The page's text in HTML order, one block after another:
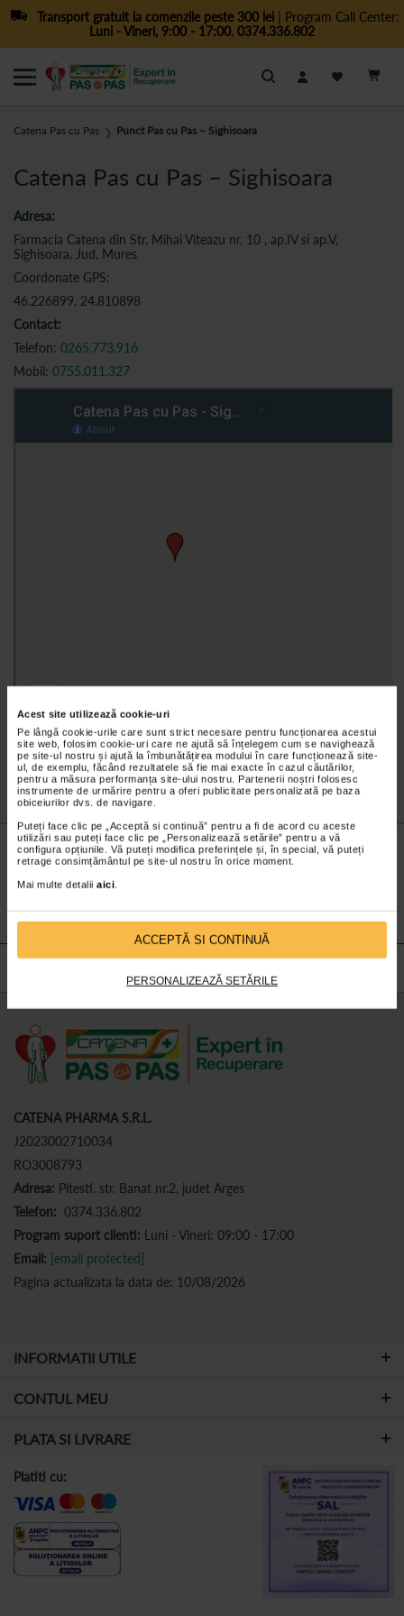
Acest site utilizează cookie-uri
Pe lângă cookie-urile care sunt strict necesare pentru funcționarea acestui
site web, folosim cookie-uri care ne ajută să înțelegem cum se navighează
pe site-ul nostru și ajută la îmbunătățirea modului în care funcționează site-
ul, de exemplu, făcând rezultatele să fie mai exacte în cazul căutărilor,
pentru a măsura performanța site-ului nostru. Partenerii noștri folosesc
instrumente de urmărire pentru a oferi publicitate personalizată pe baza
obiceiurilor dvs. de navigare.
Puteți face clic pe „Acceptă si continuă” pentru a fi de acord cu aceste
utilizări sau puteți face clic pe „Personalizează setările” pentru a vă
configura opțiunile. Vă puteți modifica preferințele și, în special, vă puteți
retrage consimțământul pe site-ul nostru în orice moment.
Mai multe detalii aici.
ACCEPTĂ SI CONTINUĂ
PERSONALIZEAZĂ SETĂRILE
Transport gratuit la comenzile peste 300 lei| Program Call Center:
Luni - Vineri, 9:00 - 17:00, 0374.336.802
Cautare
Catena Pas cu Pas ❯ Punct Pas cu Pas – Sighisoara
Catena Pas cu Pas – Sighisoara
Adresa:
Farmacia Catena din Str. Mihai Viteazu nr. 10 , ap.IV si ap.V,
Sighisoara, Jud. Mures
Coordonate GPS:
46.226899, 24.810898
Contact:
Telefon: 0265.773.916
Mobil: 0755.011.327
Nu lăsa niciunpreț micneobservat.
Abonează-tela newsletter-ul nostru!
CATENA PHARMA S.R.L.
J2023002710034
RO3008793
Adresa: Pitesti, str. Banat nr.2, judet Arges
Telefon: 0374.336.802
Program suport clienti: Luni - Vineri: 09:00 - 17:00
Email: [email protected]
Pagina actualizata la data de: 10/08/2026
INFORMATII UTILE
CONTUL MEU
PLATA SI LIVRARE
Platiti cu: